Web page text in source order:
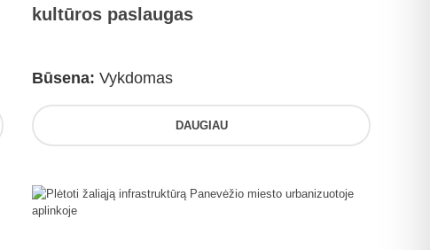
kultūros paslaugas
Būsena: Vykdomas
DAUGIAU